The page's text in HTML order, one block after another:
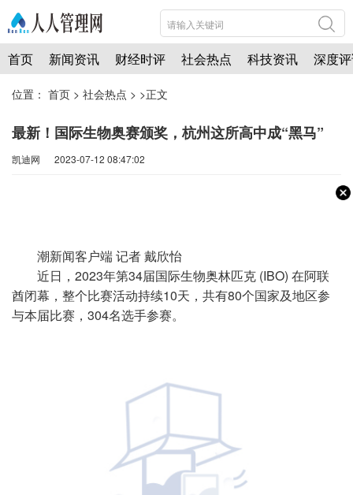
首页 新闻资讯 财经时评 社会热点 科技资讯 深度
位置： 首页 > 社会热点 > >正文
最新！国际生物奥赛颁奖，杭州这所高中成“黑马”
凯迪网 2023-07-12 08:47:02
潮新闻客户端 记者 戴欣怡
近日，2023年第34届国际生物奥林匹克 (IBO) 在阿联
酋闭幕，整个比赛活动持续10天，共有80个国家及地区参
与本届比赛，304名选手参赛。